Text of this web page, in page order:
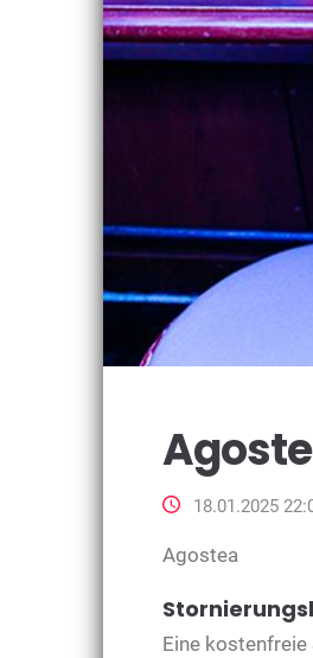
18.01.2025
Agostea
Eine